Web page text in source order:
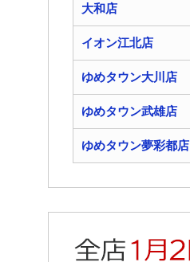
大和店
イオン江北店
ゆめタウン大川店
ゆめタウン武雄店
ゆめタウン夢彩都店